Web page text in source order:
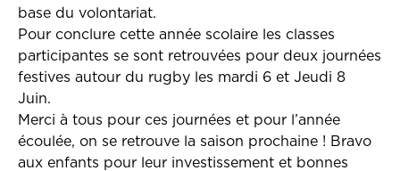
base du volontariat.
Pour conclure cette année scolaire les classes
participantes se sont retrouvées pour deux journées
festives autour du rugby les mardi 6 et Jeudi 8
Juin.
Merci à tous pour ces journées et pour l’année
écoulée, on se retrouve la saison prochaine ! Bravo
aux enfants pour leur investissement et bonnes